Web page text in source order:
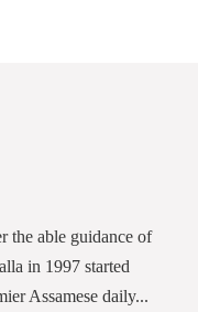
the able guidance of
in 1997 started
Assamese daily...